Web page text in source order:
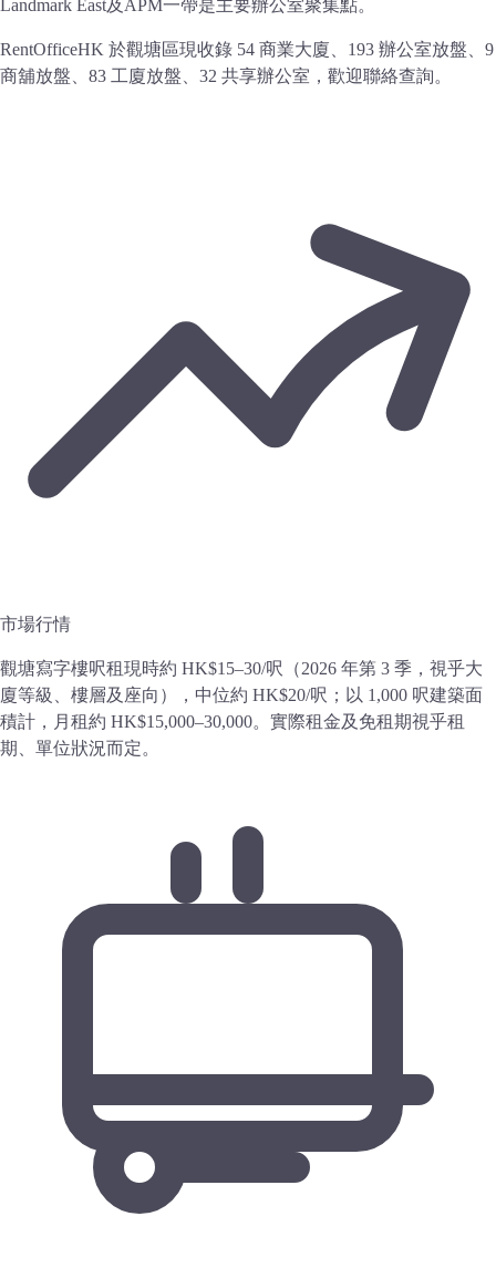
Landmark East及APM一帶是主要辦公室聚集點。
RentOfficeHK 於觀塘區現收錄 54 商業大廈、193 辦公室放盤、9
商舖放盤、83 工廈放盤、32 共享辦公室，歡迎聯絡查詢。
市場行情
觀塘寫字樓呎租現時約 HK$15–30/呎（2026 年第 3 季，視乎大
廈等級、樓層及座向），中位約 HK$20/呎；以 1,000 呎建築面
積計，月租約 HK$15,000–30,000。實際租金及免租期視乎租
期、單位狀況而定。